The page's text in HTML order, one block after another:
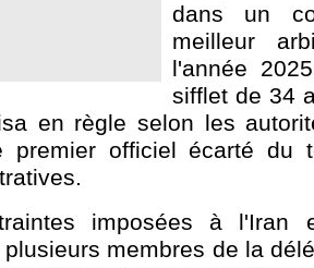
dans un
meilleur
l'année
sifflet de 34
en règle selon les
premier officiel écarté du
imposées à l'Iran
membres de la